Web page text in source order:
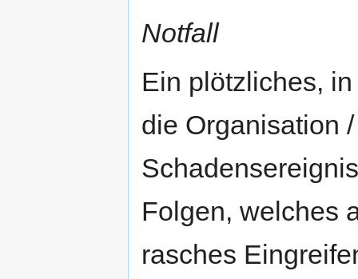
Notfall
Ein plötzliches,
die Organisation
Folgen, welches
rasches